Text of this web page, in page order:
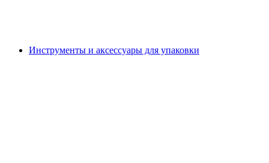
Инструменты и аксессуары для упаковки